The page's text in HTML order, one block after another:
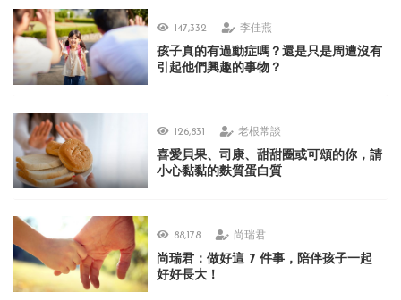
147,332 李佳燕
孩子真的有過動症嗎？還是只是周遭沒有
引起他們興趣的事物？
126,831 老根常談
喜愛貝果、司康、甜甜圈或可頌的你，請
小心黏黏的麩質蛋白質
88,178 尚瑞君
尚瑞君：做好這 7 件事，陪伴孩子一起
好好長大！